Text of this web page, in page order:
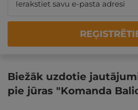
Biežāk uzdotie
pie jūras "Komanda